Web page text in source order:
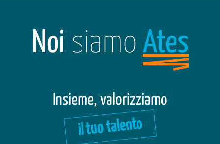
Noi siamo Ates
Insieme, valorizziamo
il tuo talento